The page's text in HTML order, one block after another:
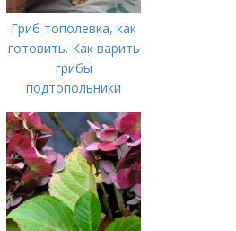
Гриб тополевка, как
готовить. Как варить
грибы
подтопольники